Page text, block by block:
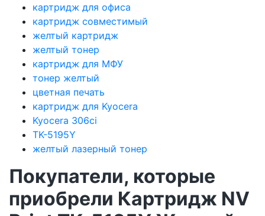
картридж для офиса
картридж совместимый
желтый картридж
желтый тонер
картридж для МФУ
тонер желтый
цветная печать
картридж для Kyocera
Kyocera 306ci
TK-5195Y
желтый лазерный тонер
Покупатели, которые
приобрели Картридж NV